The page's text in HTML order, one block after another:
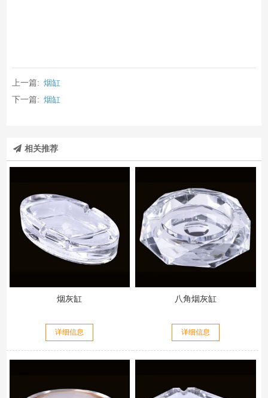
上一篇: 烟缸
下一篇: 烟缸
相关推荐
烟灰缸
详细信息
八角烟灰缸
详细信息